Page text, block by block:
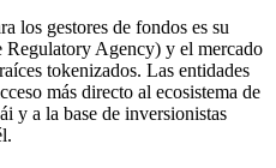
los gestores de fondos es su
Agency) y el mercado
tokenizados. Las entidades
más directo al ecosistema de
y a la base de inversionistas